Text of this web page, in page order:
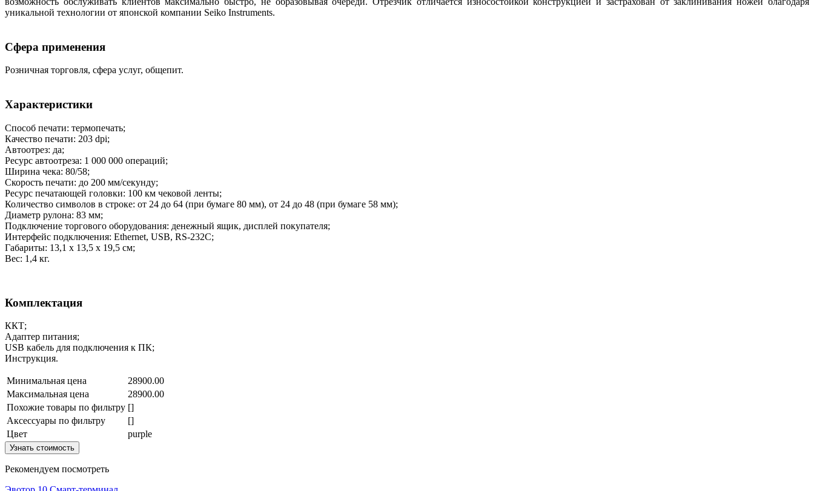
уникальной технологии от японской компании Seiko Instruments.
Сфера применения
Розничная торговля, сфера услуг, общепит.
Характеристики
Способ печати: термопечать;
Качество печати: 203 dpi;
Автоотрез: да;
Ресурс автоотреза: 1 000 000 операций;
Ширина чека: 80/58;
Скорость печати: до 200 мм/секунду;
Ресурс печатающей головки: 100 км чековой ленты;
Количество символов в строке: от 24 до 64 (при бумаге 80 мм), от 24 до 48 (при бумаге 58 мм);
Диаметр рулона: 83 мм;
Подключение торгового оборудования: денежный ящик, дисплей покупателя;
Интерфейс подключения: Ethernet, USB, RS-232C;
Габариты: 13,1 х 13,5 х 19,5 см;
Вес: 1,4 кг.
Комплектация
ККТ;
Адаптер питания;
USB кабель для подключения к ПК;
Инструкция.
Минимальная цена
28900.00
Максимальная цена
28900.00
Похожие товары по фильтру []
Аксессуары по фильтру
[]
Цвет
purple
Узнать стоимость
Рекомендуем посмотреть